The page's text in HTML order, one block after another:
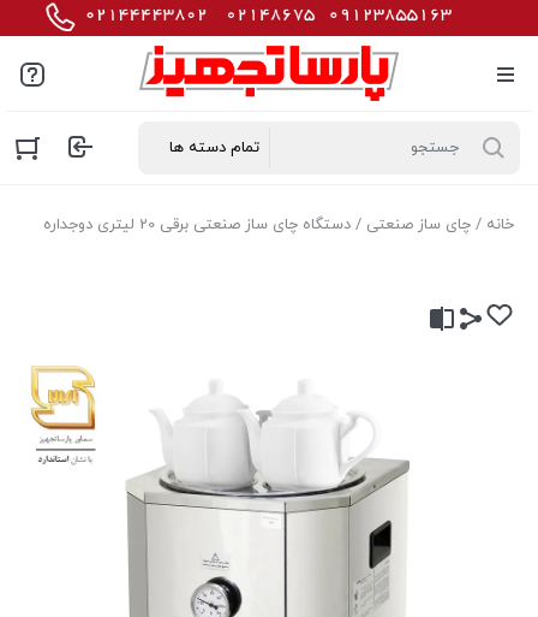
خانه / چای ساز صنعتی / دستگاه چای ساز صنعتی برقی 20 لیتری دوجداره